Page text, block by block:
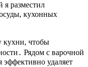
разместил
кухонных
кухни, чтобы
Рядом с варочной
эффективно удаляет